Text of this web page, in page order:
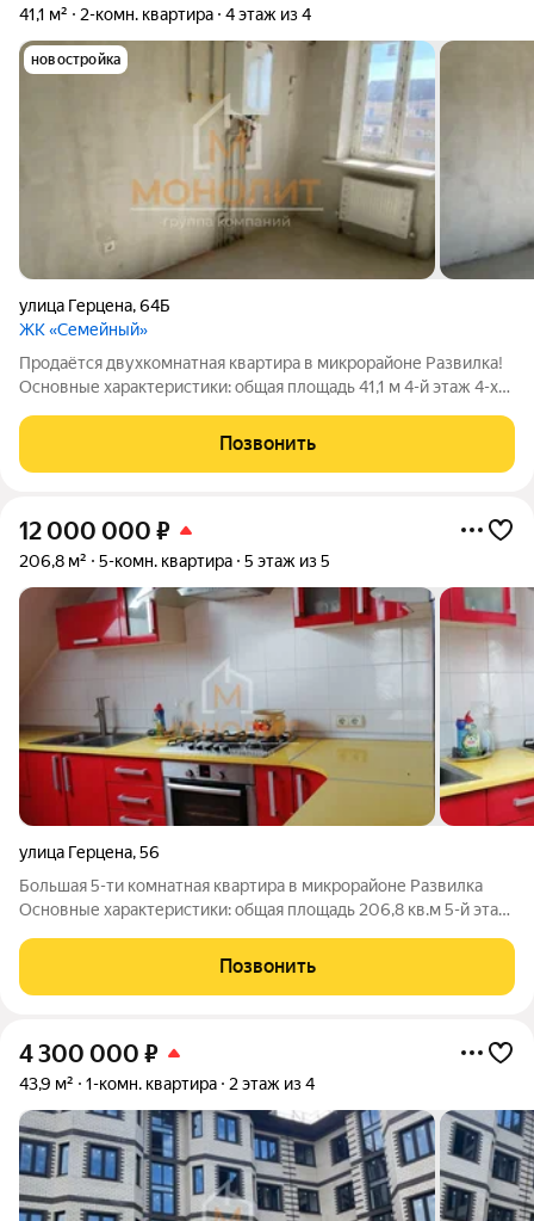
41,1 м² 2-комн. квартира 4 этаж из 4
новостройка
улица Герцена,64Б
ЖК «Семейный»
Продаётся двухкомнатная квартира в микрорайоне Развилка!
Основные характеристики: общая площадь 41,1 м 4-й этаж 4-х
на четвертом этаже и имеет общую площадь 41,1 м. Площадь
кухни 10 м. В
Позвонить
12 000 000 ₽
206,8 м² 5-комн. квартира 5 этаж из 5
улица Герцена,56
Большая 5-ти комнатная квартира в микрорайоне Развилка
Основные характеристики: общая площадь 206,8 кв.м 5-й этаж
находится на 5-м этаже 5-ти этажного кирпичного дома. Общая
площадь составляет
Позвонить
4 300 000 ₽
43,9 м² 1-комн. квартира 2 этаж из 4